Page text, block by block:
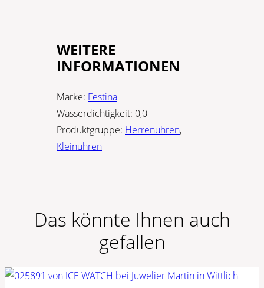
WEITERE
INFORMATIONEN
Marke: Festina
Wasserdichtigkeit: 0,0
Produktgruppe: Herrenuhren,
Kleinuhren
Das könnte Ihnen auch
gefallen